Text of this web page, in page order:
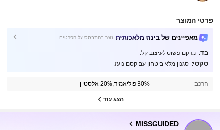
פרטי המוצר
מאפיינים של בינה מלאכותית נוצר בהתבסס על הפרטים
בד: מרקם פשוט לעיצוב קל.
סקסי: סגנון מלא ביטחון עם קסם נועז.
הרכב: 80% פוליאמיד,20% אלסטיין
הצג עוד
MISSGUIDED
4.88 3M עוקבים